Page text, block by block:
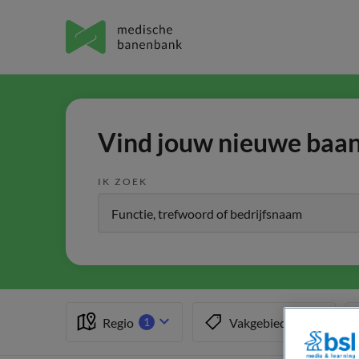
Vind jouw nieuwe
IK ZOEK
Regio 1 Vakgebied